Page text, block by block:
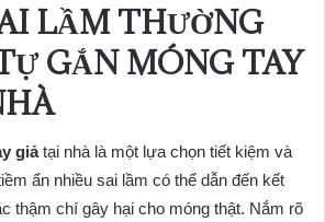
LẦM THƯỜNG
GẮN MÓNG TAY
giảtại nhà là một lựa chọn tiết kiệm và
ẩn nhiều sai lầm có thể dẫn đến kết
thậm chí gây hại cho móng thật. Nắm rõ